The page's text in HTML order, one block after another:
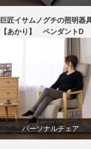
照明器具
巨匠イサムノグチの照明器
【あかり】 ペンダントD
パーソナルチェア